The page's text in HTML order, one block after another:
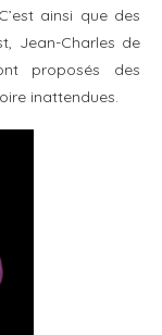
ainsi que des
Jean-Charles de
proposés des
inattendues.